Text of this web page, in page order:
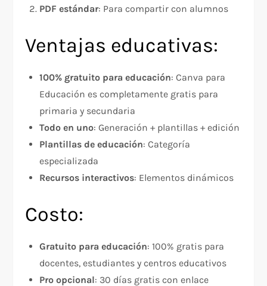
PDF estándar: Para compartir con alumnos
Ventajas educativas:
100% gratuito para educación: Canva para
Educación es completamente gratis para
primaria y secundaria
Todo en uno: Generación + plantillas + edición
Plantillas de educación: Categoría
especializada
Recursos interactivos: Elementos dinámicos
Costo:
Gratuito para educación: 100% gratis para
docentes, estudiantes y centros educativos
Pro opcional: 30 días gratis con enlace